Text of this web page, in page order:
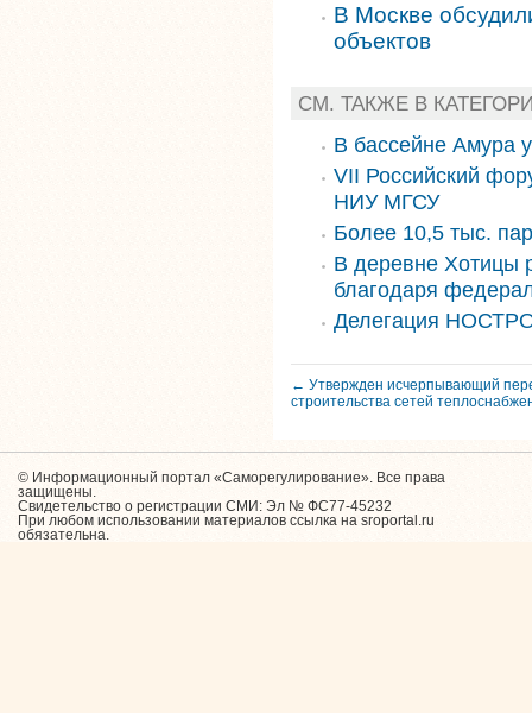
В Москве
объектов
СМ. ТАКЖЕ В
В бассейне Амура
VII Российский
НИУ МГСУ
Более 10,5 тыс.
В деревне Хотицы
благодаря
Делегация
← Утвержден исчерпывающий
строительства сетей
© Информационный портал «Саморегулирование». Все права
защищены.
Свидетельство о регистрации СМИ: Эл № ФС77-45232
При любом использовании материалов ссылка на sroportal.ru
обязательна.